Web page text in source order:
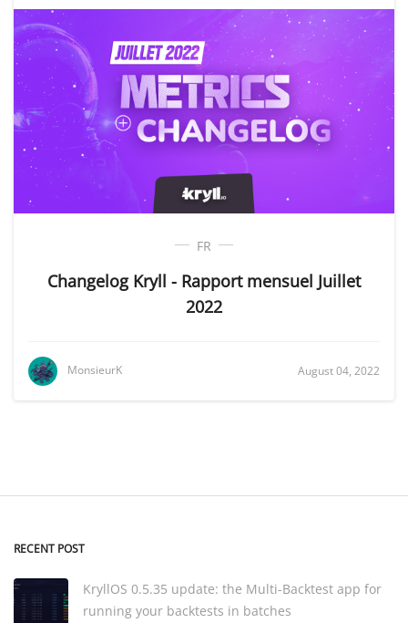
FR
Changelog Kryll - Rapport mensuel Juillet
2022
MonsieurK August 04, 2022
RECENT POST
KryllOS 0.5.35 update: the Multi-Backtest app for
running your backtests in batches